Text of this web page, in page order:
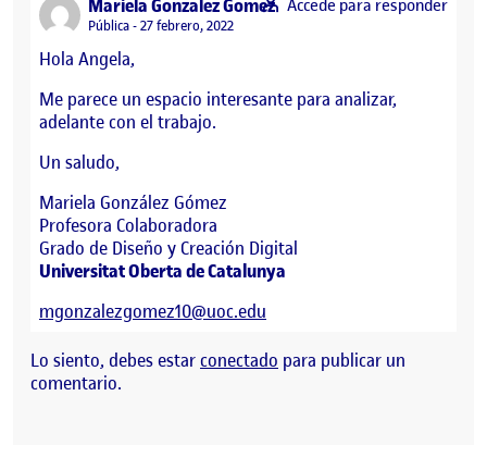
Mariela Gonzalez Gomezsays:
Visibilidad:
Pública 27 febrero, 2022
Hola Angela,
Me parece un espacio interesante para analizar,
adelante con el trabajo.
Un saludo,
Mariela González Gómez
Profesora Colaboradora
Grado de Diseño y Creación Digital
Universitat Oberta de Catalunya
mgonzalezgomez10@uoc.edu
Accede para responder
Lo siento, debes estarconectado para publicar un
comentario.